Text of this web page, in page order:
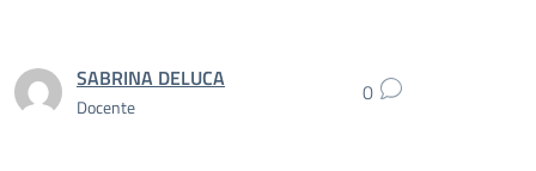
SABRINA DELUCA
Docente 0